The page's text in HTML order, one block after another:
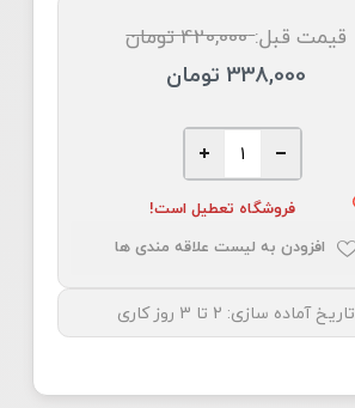
قیمت قبل: 420,000 تومان
338,000 تومان
فروشگاه تعطیل است!
افزودن به لیست علاقه مندی ها
تاریخ آماده سازی: 2 تا 3 روز کاری